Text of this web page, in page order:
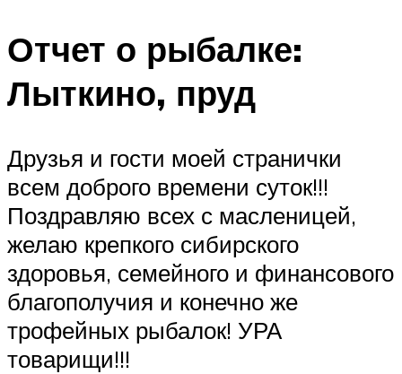
Отчет о рыбалке:
Лыткино, пруд
Друзья и гости моей странички
всем доброго времени суток!!!
Поздравляю всех с масленицей,
желаю крепкого сибирского
здоровья, семейного и финансового
благополучия и конечно же
трофейных рыбалок! УРА
товарищи!!!